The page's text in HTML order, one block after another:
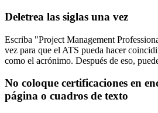
Deletrea las siglas una vez
Escriba "Project Management
vez para que el ATS pueda hacer
como el acrónimo. Después de eso,
No coloque certificaciones en
página o cuadros de texto